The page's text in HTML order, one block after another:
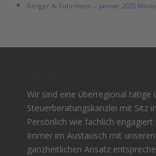
Berger & Fuhrmann – Januar 2025
Wir sind eine überregional tätige
Steuerberatungskanzlei mit Sitz
Persönlich wie fachlich
Immer im Austausch mit
ganzheitlichen Ansatz